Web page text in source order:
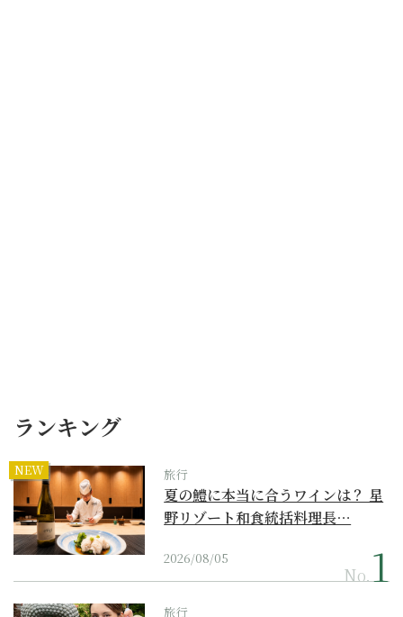
ランキング
NEW 旅行
夏の鱧に本当に合うワインは？ 星
野リゾート和食統括料理長…
2026/08/05
No.
旅行